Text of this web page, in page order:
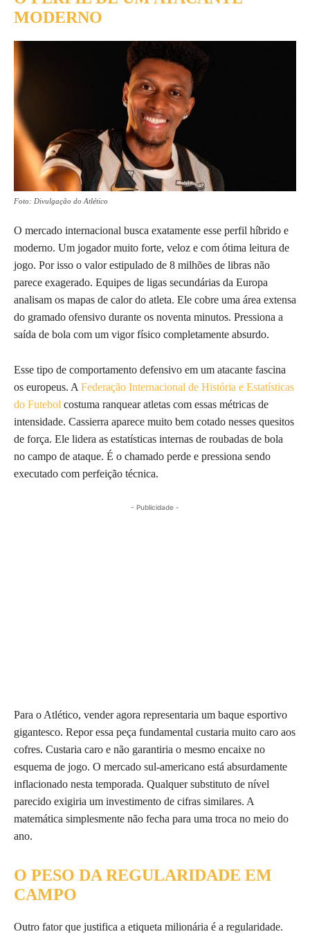
MODERNO
Foto: Divulgação do Atlético
O mercado internacional busca exatamente esse perfil híbrido e
moderno. Um jogador muito forte, veloz e com ótima leitura de
jogo. Por isso o valor estipulado de 8 milhões de libras não
parece exagerado. Equipes de ligas secundárias da Europa
analisam os mapas de calor do atleta. Ele cobre uma área extensa
do gramado ofensivo durante os noventa minutos. Pressiona a
saída de bola com um vigor físico completamente absurdo.
Esse tipo de comportamento defensivo em um atacante fascina
os europeus. AFederação Internacional de História e Estatísticas
do Futebol costuma ranquear atletas com essas métricas de
intensidade. Cassierra aparece muito bem cotado nesses quesitos
de força. Ele lidera as estatísticas internas de roubadas de bola
no campo de ataque. É o chamado perde e pressiona sendo
executado com perfeição técnica.
- Publicidade -
Para o Atlético, vender agora representaria um baque esportivo
gigantesco. Repor essa peça fundamental custaria muito caro aos
cofres. Custaria caro e não garantiria o mesmo encaixe no
esquema de jogo. O mercado sul-americano está absurdamente
inflacionado nesta temporada. Qualquer substituto de nível
parecido exigiria um investimento de cifras similares. A
matemática simplesmente não fecha para uma troca no meio do
ano.
O PESO DA REGULARIDADE EM
CAMPO
Outro fator que justifica a etiqueta milionária é a regularidade.